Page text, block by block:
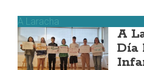
A Laracha
A
Día